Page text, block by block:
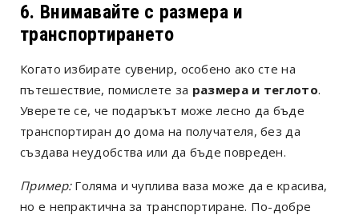
6. Внимавайте с размера и
транспортирането
Когато избирате сувенир, особено ако сте на
пътешествие, помислете за размера и теглото.
Уверете се, че подаръкът може лесно да бъде
транспортиран до дома на получателя, без да
създава неудобства или да бъде повреден.
Пример:Голяма и чуплива ваза може да е красива,
но е непрактична за транспортиране. По-добре